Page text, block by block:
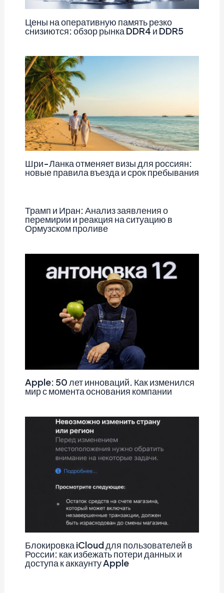
Цены на оперативную память резко
снизиются: обзор рынка DDR4 и DDR5
Шри-Ланка отменяет визы для россиян:
новые правила въезда и срок пребывания
Трамп и Иран: Анализ заявления о
перемирии и реакция на ситуацию в
Ормузском проливе
Apple: 50 лет инноваций. Как изменился
мир с момента основания компании
Блокировка iCloud для пользователей в
России: как избежать потери данных и
доступа к аккаунту Apple